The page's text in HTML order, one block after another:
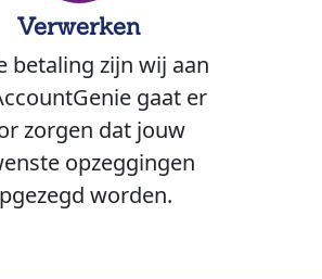
Verwerken
betaling zijn wij aan
gaat er
zorgen dat jouw
opzeggingen
worden.